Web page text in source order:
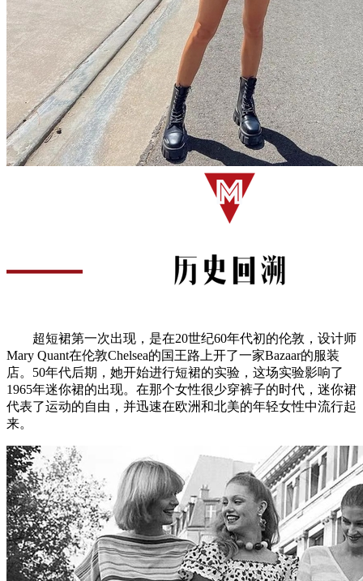
超短裙第一次出现，是在20世纪60年代初的伦敦，设计师
Mary Quant在伦敦Chelsea的国王路上开了一家Bazaar的服装
店。50年代后期，她开始进行短裙的实验，这场实验影响了
1965年迷你裙的出现。在那个女性很少穿裤子的时代，迷你裙
代表了运动的自由，并迅速在欧洲和北美的年轻女性中流行起
来。